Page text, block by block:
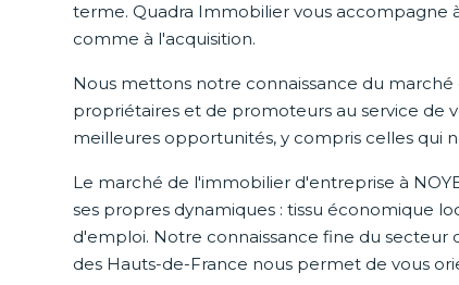
terme. Quadra Immobilier vous accompagne
comme à l'acquisition.
Nous mettons notre connaissance du
propriétaires et de promoteurs au service de
meilleures opportunités, y compris celles qui
Le marché de l'immobilier d'entreprise à
ses propres dynamiques : tissu économique
d'emploi. Notre connaissance fine du secteur
des Hauts-de-France nous permet de vous